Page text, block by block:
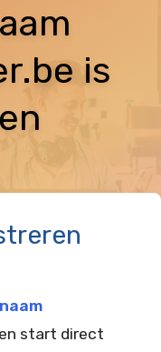
is
start direct